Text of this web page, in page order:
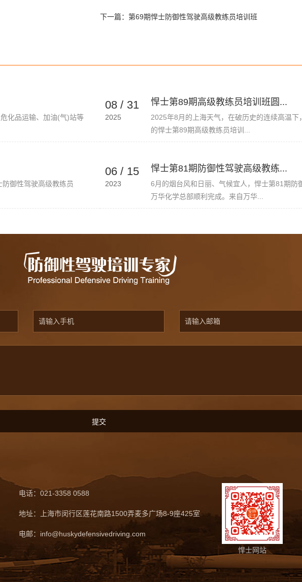
下一篇： 第69期悍士防御性驾驶高级教练员培训班
化品运输、加油(气)站等
08 / 31
2025
悍士第89期高级教练员培训班圆...
2025年8月的上海天气，在破历史的连续高温下
的悍士第89期高级教练员培训...
御性驾驶高级教练员
06 / 15
2023
悍士第81期防御性驾驶高级教练...
6月的烟台风和日丽、气候宜人，悍士第81期防
万华化学总部顺利完成。来自万华...
电话：021-3358 0588
地址：上海市闵行区莲花南路1500弄麦多广场8-9座425室
电邮：info@huskydefensivedriving.com
悍士网站